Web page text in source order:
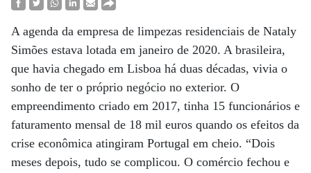
A agenda da empresa de limpezas residenciais de Nataly
Simões estava lotada em janeiro de 2020. A brasileira,
que havia chegado em Lisboa há duas décadas, vivia o
sonho de ter o próprio negócio no exterior. O
empreendimento criado em 2017, tinha 15 funcionários e
faturamento mensal de 18 mil euros quando os efeitos da
crise econômica atingiram Portugal em cheio. “Dois
meses depois, tudo se complicou. O comércio fechou e